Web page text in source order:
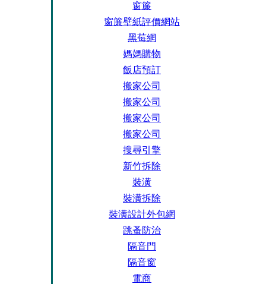
窗簾
窗簾壁紙評價網站
黑莓網
媽媽購物
飯店預訂
搬家公司
搬家公司
搬家公司
搬家公司
搜尋引擎
新竹拆除
裝潢
裝潢拆除
裝潢設計外包網
跳蚤防治
隔音門
隔音窗
電商